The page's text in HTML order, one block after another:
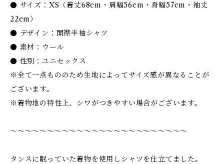
● サイズ：XS（着丈68cm・肩幅56cm・身幅57cm・袖丈
22cm）
● デザイン：開襟半袖シャツ
● 素材：ウール
● 性別：ユニセックス
※全て一点もののため生地によってサイズ感が異なることが
ございます。
※着物地の特性上、シワがつきやすい場合がございます。
〜〜〜〜〜〜〜〜〜〜〜〜〜〜〜〜〜〜〜〜〜〜〜〜
タンスに眠っていた着物を使用しシャツを仕立てました。